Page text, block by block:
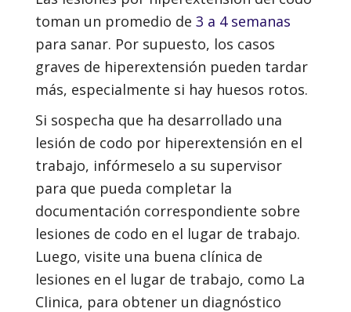
toman un promedio de 3 a 4 semanas
para sanar. Por supuesto, los casos
graves de hiperextensión pueden tardar
más, especialmente si hay huesos rotos.
Si sospecha que ha desarrollado una
lesión de codo por hiperextensión en el
trabajo, infórmeselo a su supervisor
para que pueda completar la
documentación correspondiente sobre
lesiones de codo en el lugar de trabajo.
Luego, visite una buena clínica de
lesiones en el lugar de trabajo, como La
Clinica, para obtener un diagnóstico